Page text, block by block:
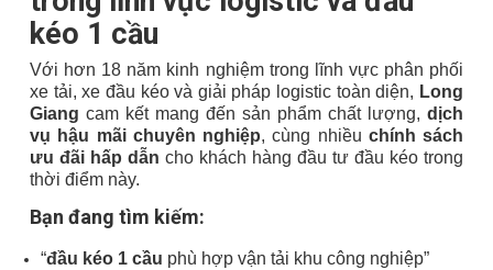
kéo 1 cầu
Với hơn 18 năm kinh nghiệm trong lĩnh vực phân phối
xe tải, xe đầu kéo và giải pháp logistic toàn diện, Long
Giang cam kết mang đến sản phẩm chất lượng, dịch
vụ hậu mãi chuyên nghiệp, cùng nhiều chính sách
ưu đãi hấp dẫn cho khách hàng đầu tư đầu kéo trong
thời điểm này.
Bạn đang tìm kiếm:
“đầu kéo 1 cầu phù hợp vận tải khu công nghiệp”